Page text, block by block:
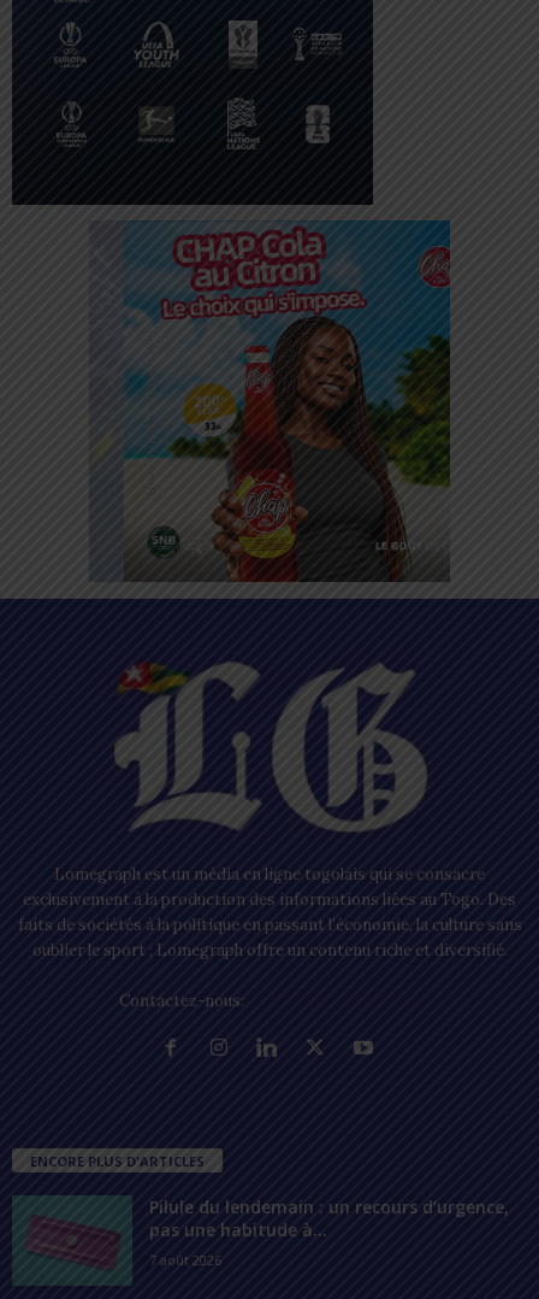
Lomegraph est un média en ligne togolais qui se consacre
exclusivement à la production des informations liées au Togo. Des
faits de sociétés à la politique en passant l’économie, la culture sans
oublier le sport ; Lomegraph offre un contenu riche et diversifié.
Contactez-nous:
ENCORE PLUS D'ARTICLES
Pilule du lendemain : un recours d’urgence,
pas une habitude à...
7 août 2026